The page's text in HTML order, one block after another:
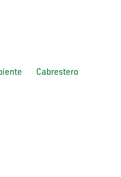
Cabrestero